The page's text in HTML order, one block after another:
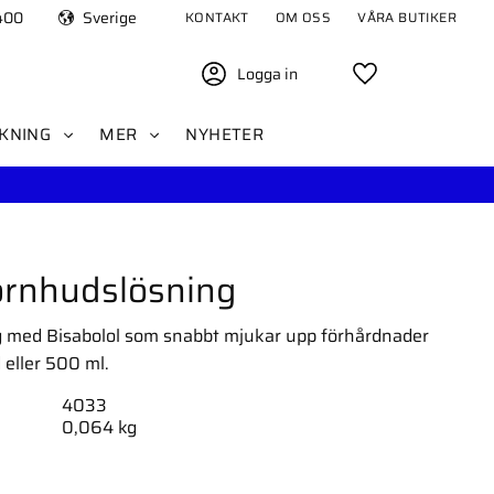
Sverige KONTAKT OM OSS VÅRA BUTIKER
Logga in
MER NYHETER
Bisabolol som snabbt mjukar upp förhårdnader
500 ml.
4033
0,064 kg